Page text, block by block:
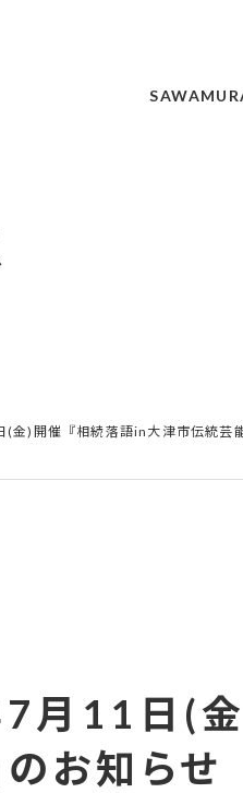
金)開催『相続落語in大津市伝統芸
月11日(
お知らせ